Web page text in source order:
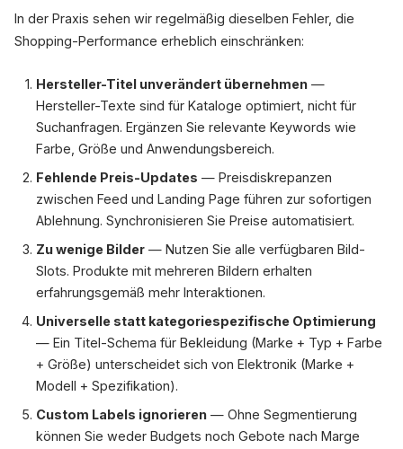
In der Praxis sehen wir regelmäßig dieselben Fehler, die
Shopping-Performance erheblich einschränken:
Hersteller-Titel unverändert übernehmen —
Hersteller-Texte sind für Kataloge optimiert, nicht für
Suchanfragen. Ergänzen Sie relevante Keywords wie
Farbe, Größe und Anwendungsbereich.
Fehlende Preis-Updates — Preisdiskrepanzen
zwischen Feed und Landing Page führen zur sofortigen
Ablehnung. Synchronisieren Sie Preise automatisiert.
Zu wenige Bilder — Nutzen Sie alle verfügbaren Bild-
Slots. Produkte mit mehreren Bildern erhalten
erfahrungsgemäß mehr Interaktionen.
Universelle statt kategoriespezifische Optimierung
— Ein Titel-Schema für Bekleidung (Marke + Typ + Farbe
+ Größe) unterscheidet sich von Elektronik (Marke +
Modell + Spezifikation).
Custom Labels ignorieren — Ohne Segmentierung
können Sie weder Budgets noch Gebote nach Marge